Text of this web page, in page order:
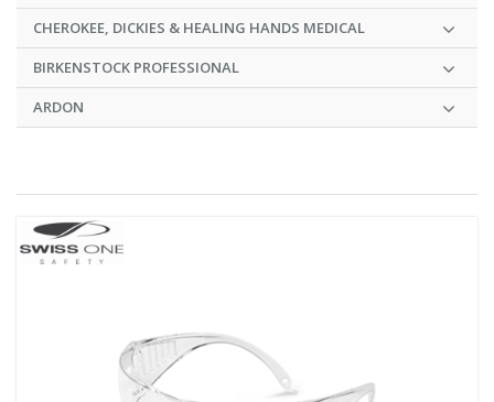
CHEROKEE, DICKIES & HEALING HANDS MEDICAL
BIRKENSTOCK PROFESSIONAL
ARDON